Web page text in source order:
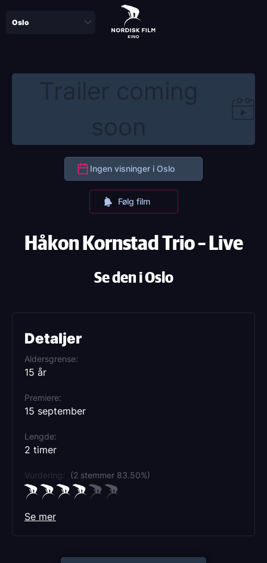
Detaljer
Aldersgrense
15 år
Premiere
15 september
Lengde
2 timer
Vurdering: (2 stemmer 83.50%)
Sjanger
Distributør
Se mer
Ingen visninger i Oslo
Følg film
Håkon Kornstad Trio – Live
Se den i Oslo